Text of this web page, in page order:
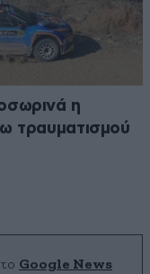
η
τραυματισμού
Google News